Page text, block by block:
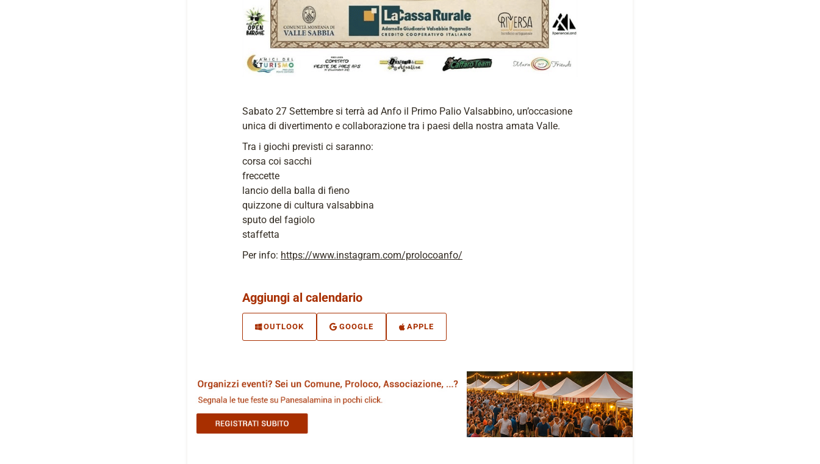
Sabato 27 Settembre si terrà ad Anfo il Primo Palio Valsabbino, un’occasione
unica di divertimento e collaborazione tra i paesi della nostra amata Valle.
Tra i giochi previsti ci saranno:
corsa coi sacchi
freccette
lancio della balla di fieno
quizzone di cultura valsabbina
sputo del fagiolo
staffetta
Per info: https://www.instagram.com/prolocoanfo/
Aggiungi al calendario
OUTLOOK GOOGLE APPLE